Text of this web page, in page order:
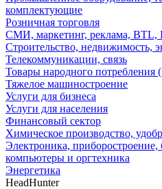
комплектующие
Розничная торговля
СМИ, маркетинг, реклама, BTL,
Строительство, недвижимость,
Телекоммуникации, связь
Товары народного потребления
Тяжелое машиностроение
Услуги для бизнеса
Услуги для населения
Финансовый сектор
Химическое производство,
Электроника, приборостроение,
компьютеры и оргтехника
Энергетика
HeadHunter